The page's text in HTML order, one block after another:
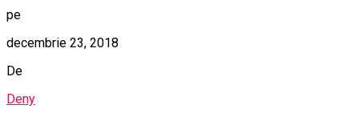
pe
decembrie 23, 2018
De
Deny